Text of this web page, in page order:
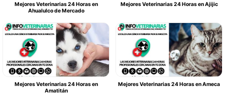
Mejores Veterinarias 24 Horas en
Ahualulco de Mercado
Mejores Veterinarias 24 Horas en Ajijic
Mejores Veterinarias 24 Horas en
Amatitán
Mejores Veterinarias 24 Horas en Ameca